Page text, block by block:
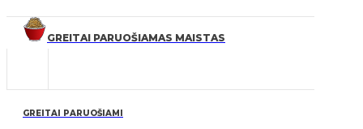
GREITAI PARUOŠIAMAS MAISTAS
GREITAI PARUOŠIAMI